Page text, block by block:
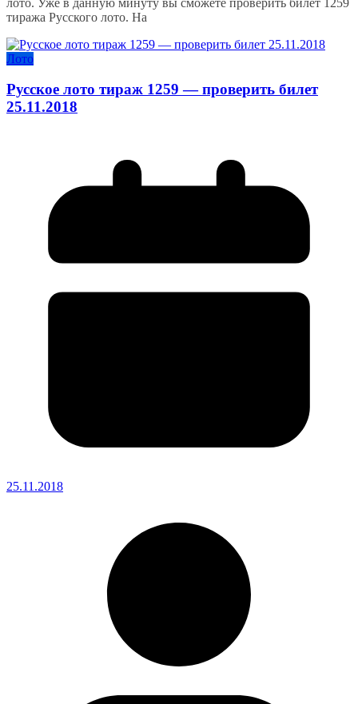
тиража Русского лото. На
Лото
Русское лото тираж 1259 — проверить билет
25.11.2018
25.11.2018